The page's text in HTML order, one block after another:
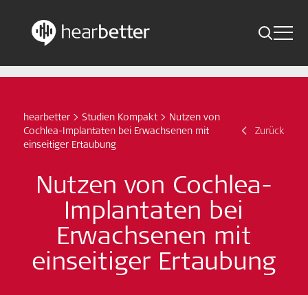
Skip
Toggle
Indikationen
News
Jetzt abonnieren
German – Austria
Folge uns
hearbetter > Studien Kompakt > Nutzen von
Cochlea-Implantaten bei Erwachsenen mit
einseitiger Ertaubung
Zurück
Nutzen von Cochlea-
Implantaten bei
Erwachsenen mit
einseitiger Ertaubung